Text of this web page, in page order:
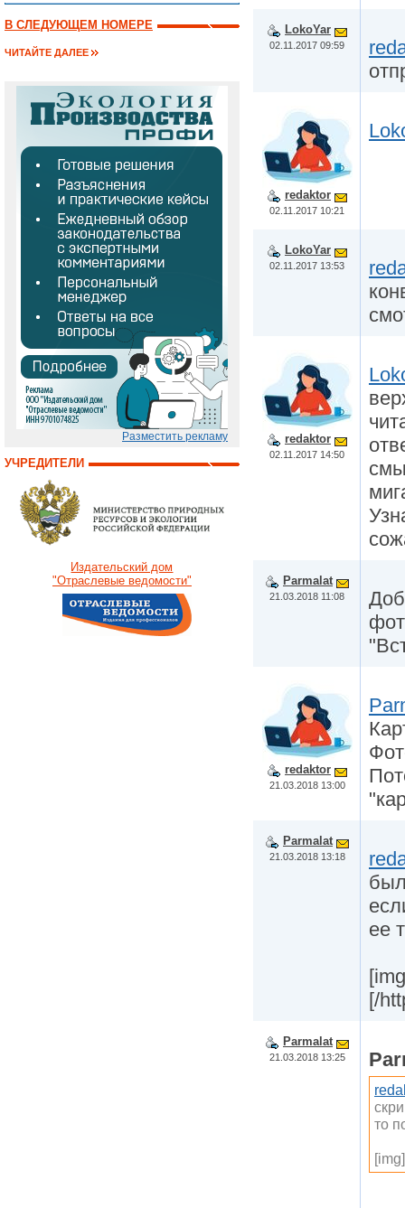
В СЛЕДУЮЩЕМ НОМЕРЕ
ЧИТАЙТЕ ДАЛЕЕ
Разместить рекламу
УЧРЕДИТЕЛИ
Издательский дом
"Отраслевые ведомости"
LokoYar
02.11.2017 09:59
redaktor
02.11.2017 10:21
LokoYar
02.11.2017 13:53
redaktor
02.11.2017 14:50
Parmalat
21.03.2018 11:08
redaktor
21.03.2018 13:00
Parmalat
21.03.2018 13:18
ее
[/
Parmalat
21.03.2018 13:25
то